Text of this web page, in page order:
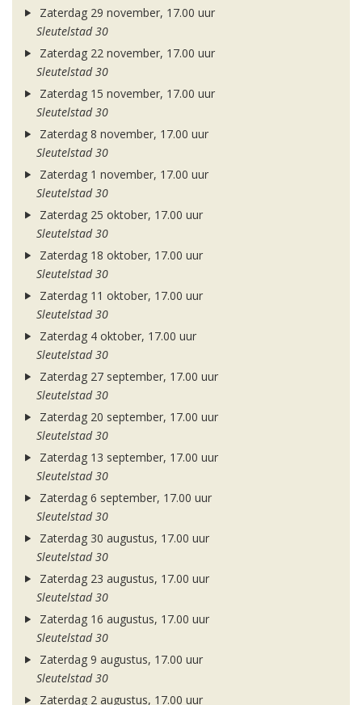
Zaterdag 29 november, 17.00 uur
Sleutelstad 30
Zaterdag 22 november, 17.00 uur
Sleutelstad 30
Zaterdag 15 november, 17.00 uur
Sleutelstad 30
Zaterdag 8 november, 17.00 uur
Sleutelstad 30
Zaterdag 1 november, 17.00 uur
Sleutelstad 30
Zaterdag 25 oktober, 17.00 uur
Sleutelstad 30
Zaterdag 18 oktober, 17.00 uur
Sleutelstad 30
Zaterdag 11 oktober, 17.00 uur
Sleutelstad 30
Zaterdag 4 oktober, 17.00 uur
Sleutelstad 30
Zaterdag 27 september, 17.00 uur
Sleutelstad 30
Zaterdag 20 september, 17.00 uur
Sleutelstad 30
Zaterdag 13 september, 17.00 uur
Sleutelstad 30
Zaterdag 6 september, 17.00 uur
Sleutelstad 30
Zaterdag 30 augustus, 17.00 uur
Sleutelstad 30
Zaterdag 23 augustus, 17.00 uur
Sleutelstad 30
Zaterdag 16 augustus, 17.00 uur
Sleutelstad 30
Zaterdag 9 augustus, 17.00 uur
Sleutelstad 30
Zaterdag 2 augustus, 17.00 uur